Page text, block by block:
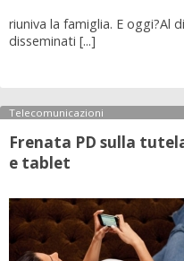
riuniva la famiglia. E oggi?Al
disseminati [...]
Telecomunicazioni
Frenata PD sulla
e tablet